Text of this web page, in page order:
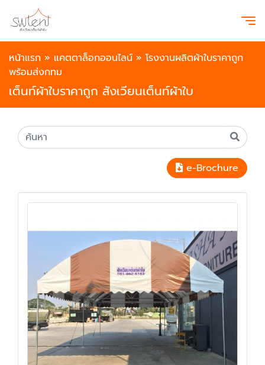
หน้าแรก » แคตตาล็อกออนไลน์ » โรงงานผลิตผ้าใบราคาถูก
พร้อมส่งกทม
เต็นท์ผ้าใบราคาถูก สังเวียนเต็นท์ผ้าใบ
e-Brochure